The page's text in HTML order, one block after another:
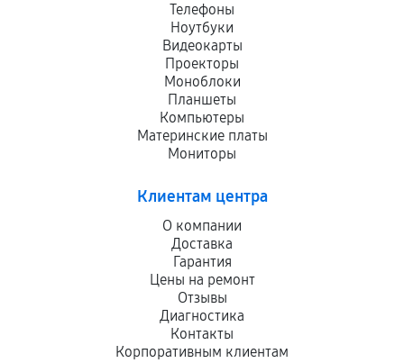
Телефоны
Ноутбуки
Видеокарты
Проекторы
Моноблоки
Планшеты
Компьютеры
Материнские платы
Мониторы
Клиентам центра
О компании
Доставка
Гарантия
Цены на ремонт
Отзывы
Диагностика
Контакты
Корпоративным клиентам